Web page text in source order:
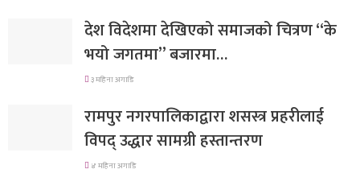
देश विदेशमा देखिएको समाजको चित्रण “के
भयो जगतमा” बजारमा…
३ महिना अगाडि
रामपुर नगरपालिकाद्वारा शसस्त्र प्रहरीलाई
विपद् उद्धार सामग्री हस्तान्तरण
४ महिना अगाडि